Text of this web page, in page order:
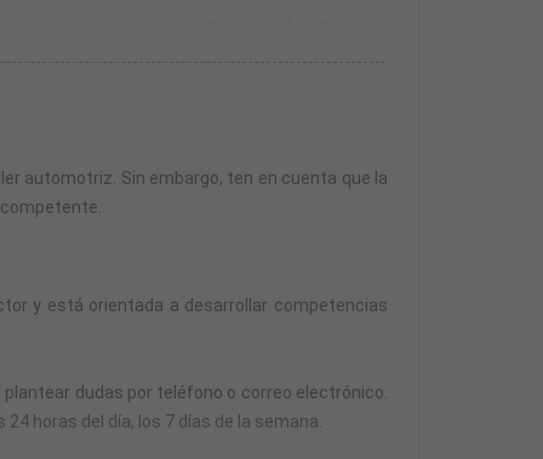
de componentes eléctricos, sustitución
protección personal, manipulación segura de
efectiva en el entorno de trabajo.
automotriz. Sin embargo, ten en cuenta que la
y está orientada a desarrollar competencias
dudas por teléfono o correo electrónico.
horas del día, los 7 días de la semana.